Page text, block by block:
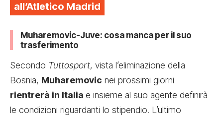
all’Atletico Madrid
Muharemovic-Juve: cosa manca per il suo
trasferimento
Secondo Tuttosport, vista l’eliminazione della
Bosnia, Muharemovic nei prossimi giorni
rientrerà in Italia e insieme al suo agente definirà
le condizioni riguardanti lo stipendio. L’ultimo